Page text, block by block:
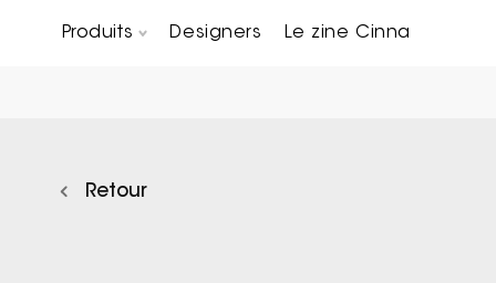
Produits Designers Le zine Cinna
Retour